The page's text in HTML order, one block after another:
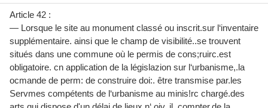
Article 42 :
— Lorsque le site au monument classé ou inscrit.sur l‘inventaire
supplémentaire. ainsi que le champ de visibilité..se trouvent
situés dans une commune où le permis de cons;ruirc.est
obligatoire. cn application de la législazion sur l‘urbanisme,.la
ocmande de perm: de construire doi:. être transmise par.les
Servmes compétents de l‘urbanisme au minis!rc chargé.des